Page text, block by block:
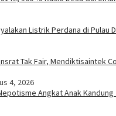
Listrik Perdana di
Tak Fair, Mendiktisaintek
4, 2026
Angkat Anak Kandung